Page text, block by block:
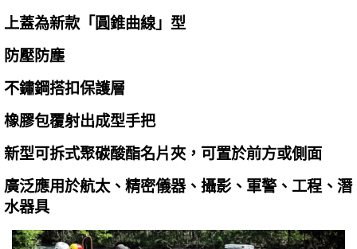
上蓋為新款「圓錐曲線」型
防壓防塵
不鏽鋼搭扣保護層
橡膠包覆射出成型手把
新型可拆式聚碳酸酯名片夾，可置於前方或側面
廣泛應用於航太、精密儀器、攝影、軍警、工程、潛
水器具